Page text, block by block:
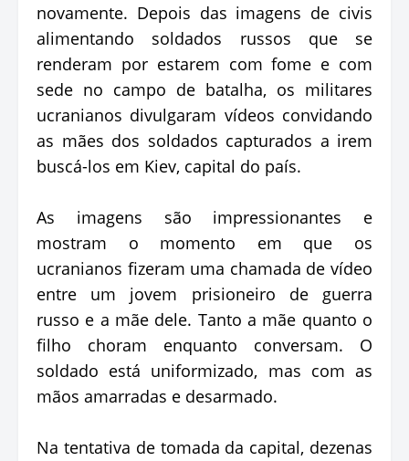
novamente. Depois das imagens de civis
alimentando soldados russos que se
renderam por estarem com fome e com
sede no campo de batalha, os militares
ucranianos divulgaram vídeos convidando
as mães dos soldados capturados a irem
buscá-los em Kiev, capital do país.
As imagens são impressionantes e
mostram o momento em que os
ucranianos fizeram uma chamada de vídeo
entre um jovem prisioneiro de guerra
russo e a mãe dele. Tanto a mãe quanto o
filho choram enquanto conversam. O
soldado está uniformizado, mas com as
mãos amarradas e desarmado.
Na tentativa de tomada da capital, dezenas